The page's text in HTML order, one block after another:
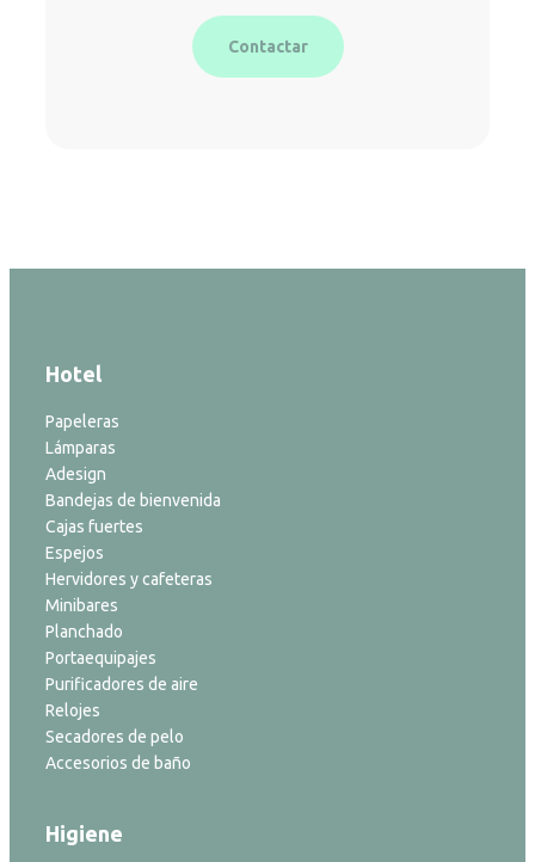
Contactar
Hotel
Papeleras
Lámparas
Adesign
Bandejas de bienvenida
Cajas fuertes
Espejos
Hervidores y cafeteras
Minibares
Planchado
Portaequipajes
Purificadores de aire
Relojes
Secadores de pelo
Accesorios de baño
Higiene